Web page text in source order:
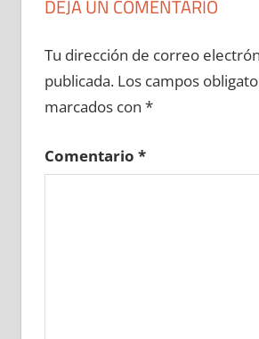
DEJA UN COMENTARIO
Tu dirección de correo
publicada. Los campos
marcados con *
Comentario *